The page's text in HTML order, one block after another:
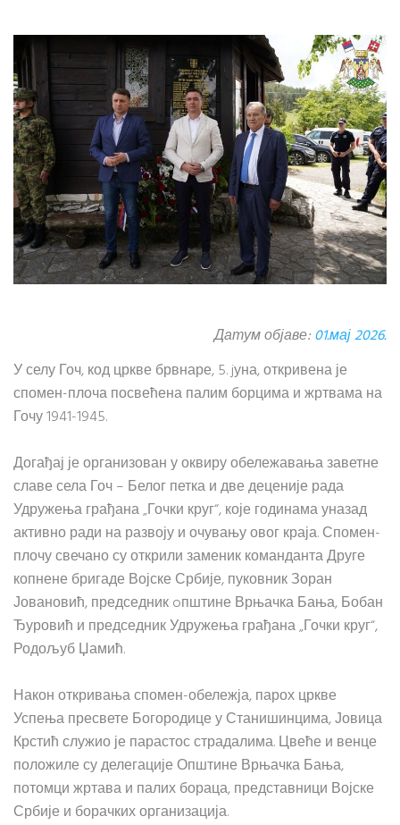
Датум објаве:01.мај 2026.
У селу Гоч, код цркве брвнаре, 5. jуна, откривена је
спомен-плоча посвећена палим борцима и жртвама на
Гочу 1941-1945.
Догађај је организован у оквиру обележавања заветне
славе села Гоч – Белог петка и две деценије рада
Удружења грађана „Гочки круг“, које годинама уназад
активно ради на развоју и очувању овог краја. Спомен-
плочу свечано су открили заменик команданта Друге
копнене бригаде Војске Србије, пуковник Зоран
Јовановић, председник oпштине Врњачка Бања, Бобан
Ђуровић и председник Удружења грађана „Гочки круг“,
Родољуб Џамић.
Након откривања спомен-обележја, парох цркве
Успења пресвете Богородице у Станишинцима, Јовица
Крстић служио је парастос страдалима. Цвеће и венце
положиле су делегације Општине Врњачка Бања,
потомци жртава и палих бораца, представници Војске
Србије и борачких организација.